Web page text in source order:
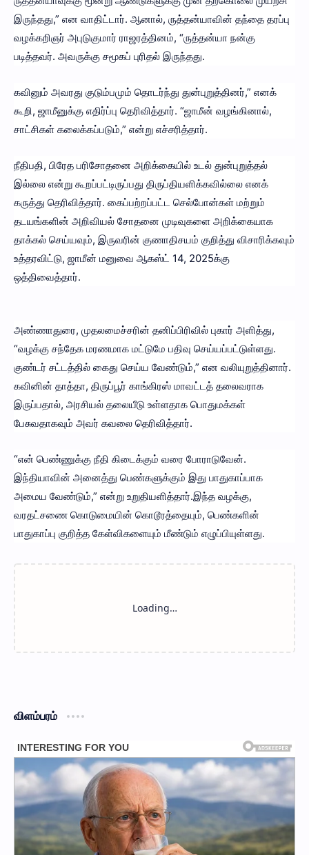
இருந்தது,” என வாதிட்டார். ஆனால், ருத்தன்யாவின் தந்தை தரப்பு
வழக்கறிஞர் அபுடுகுமார் ராஜரத்தினம், “ருத்தன்யா நன்கு
படித்தவர். அவருக்கு சமூகப் புரிதல் இருந்தது.
கவினும் அவரது குடும்பமும் தொடர்ந்து துன்புறுத்தினர்,” எனக்
கூறி, ஜாமீனுக்கு எதிர்ப்பு தெரிவித்தார். “ஜாமீன் வழங்கினால்,
சாட்சிகள் கலைக்கப்படும்,” என்று எச்சரித்தார்.
நீதிபதி, பிரேத பரிசோதனை அறிக்கையில் உடல் துன்புறுத்தல்
இல்லை என்று கூறப்பட்டிருப்பது திருப்தியளிக்கவில்லை எனக்
கருத்து தெரிவித்தார். கைப்பற்றப்பட்ட செல்போன்கள் மற்றும்
தடயங்களின் அறிவியல் சோதனை முடிவுகளை அறிக்கையாக
தாக்கல் செய்யவும், இருவரின் குணாதிசயம் குறித்து விசாரிக்கவும்
உத்தரவிட்டு, ஜாமீன் மனுவை ஆகஸ்ட் 14, 2025க்கு
ஒத்திவைத்தார்.
அண்ணாதுரை, முதலமைச்சரின் தனிப்பிரிவில் புகார் அளித்து,
“வழக்கு சந்தேக மரணமாக மட்டுமே பதிவு செய்யப்பட்டுள்ளது.
குண்டர் சட்டத்தில் கைது செய்ய வேண்டும்,” என வலியுறுத்தினார்.
கவினின் தாத்தா, திருப்பூர் காங்கிரஸ் மாவட்டத் தலைவராக
இருப்பதால், அரசியல் தலையீடு உள்ளதாக பொதுமக்கள்
பேசுவதாகவும் அவர் கவலை தெரிவித்தார்.
“என் பெண்ணுக்கு நீதி கிடைக்கும் வரை போராடுவேன்.
இந்தியாவின் அனைத்து பெண்களுக்கும் இது பாதுகாப்பாக
அமைய வேண்டும்,” என்று உறுதியளித்தார்.இந்த வழக்கு,
வரதட்சணை கொடுமையின் கொடூரத்தையும், பெண்களின்
பாதுகாப்பு குறித்த கேள்விகளையும் மீண்டும் எழுப்பியுள்ளது.
விளம்பரம்